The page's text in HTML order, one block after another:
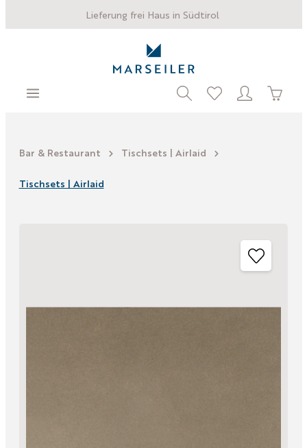
Lieferung frei Haus in Südtirol
Bar & Restaurant Tischsets | Airlaid
Tischsets | Airlaid